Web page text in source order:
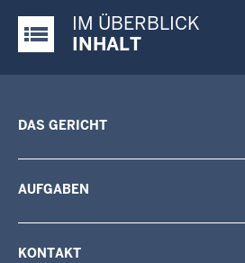
Justiz-Portal im Überblick:
IM ÜBERBLICK
INHALT
DAS GERICHT
AUFGABEN
KONTAKT